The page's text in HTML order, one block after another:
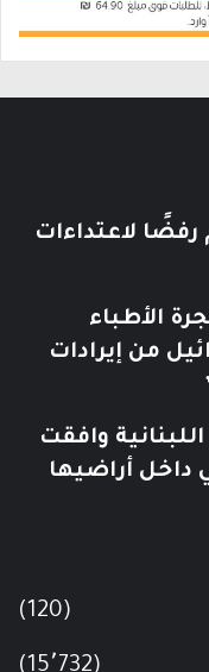
لاعتداءات
الأطباء
من إيرادات
وافقت
داخل أراضيها
(120)